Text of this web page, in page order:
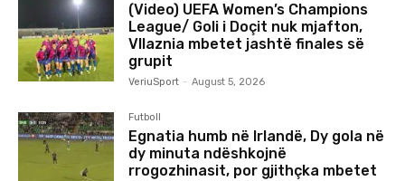
(Video) UEFA Women’s Champions
League/ Goli i Doçit nuk mjafton,
Vllaznia mbetet jashtë finales së
grupit
VeriuSport - August 5, 2026
Futboll
Egnatia humb në Irlandë, Dy gola në
dy minuta ndëshkojnë
rrogozhinasit, por gjithçka mbetet